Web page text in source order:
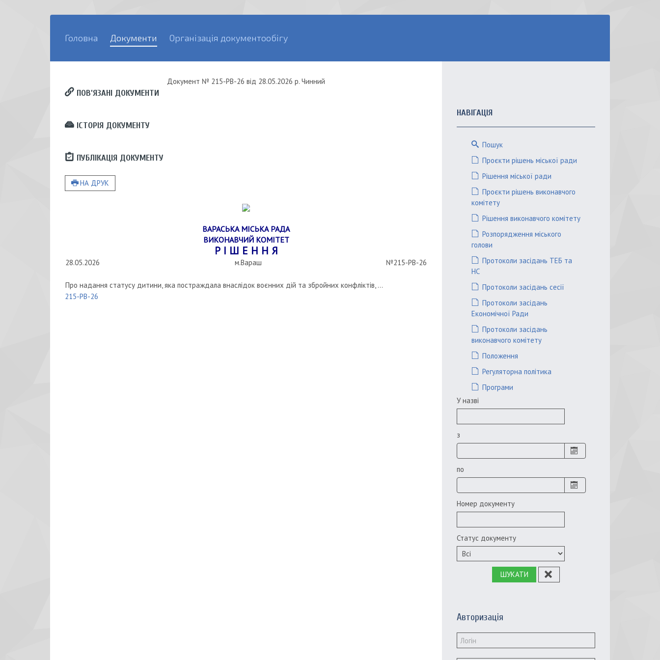
Головна Документи Організація документообігу
Документ № 215-РВ-26 від 28.05.2026 р. Чинний
ПОВ’ЯЗАНІ ДОКУМЕНТИ
ІСТОРІЯ ДОКУМЕНТУ
ПУБЛІКАЦІЯ ДОКУМЕНТУ
НА ДРУК
ВАРАСЬКА МІСЬКА РАДА
ВИКОНАВЧИЙ КОМІТЕТ
Р І Ш Е Н Н Я
28.05.2026 м.Вараш №215-РВ-26
Про надання статусу дитини, яка постраждала внаслідок воєнних дій та збройних конфліктів, ...
215-РВ-26
НАВІГАЦІЯ
Пошук
Проєкти рішень міської ради
Рішення міської ради
Проєкти рішень виконавчого
комітету
Рішення виконавчого комітету
Розпорядження міського
голови
Протоколи засідань ТЕБ та
НС
Протоколи засідань сесії
Протоколи засідань
Економічної Ради
Протоколи засідань
виконавчого комітету
Положення
Регуляторна політика
Програми
У назві
з
по
Номер документу
Статус документу
ШУКАТИ
Авторизація